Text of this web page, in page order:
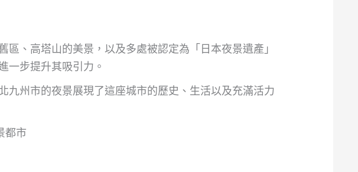
、高塔山的美景，以及多處被認定為「日本夜景遺產」
一步提升其吸引力。
九州市的夜景展現了這座城市的歷史、生活以及充滿活力